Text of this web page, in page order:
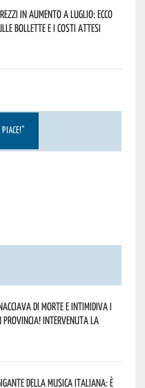
in aumento a luglio: ecco
bollette e i costi attesi
di morte e intimidiva i
provincia! Intervenuta la
della musica italiana: è